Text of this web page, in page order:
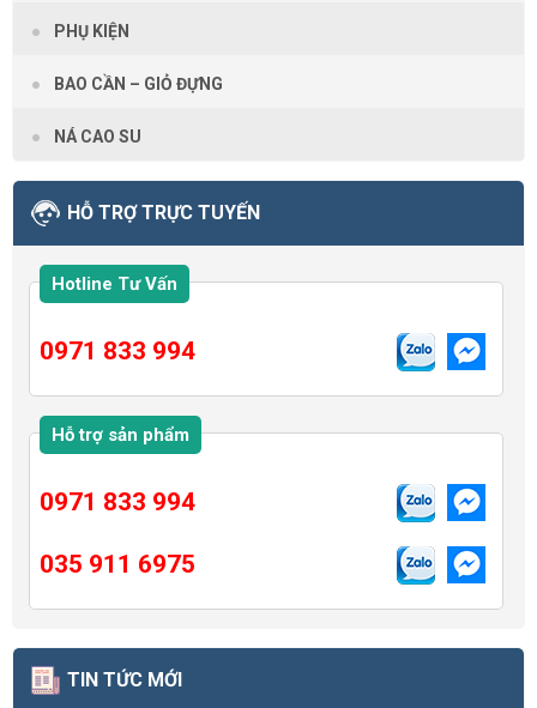
PHỤ KIỆN
BAO CẦN – GIỎ ĐỰNG
NÁ CAO SU
HỖ TRỢ TRỰC TUYẾN
Hotline Tư Vấn
0971 833 994
Hỗ trợ sản phẩm
0971 833 994
035 911 6975
TIN TỨC MỚI